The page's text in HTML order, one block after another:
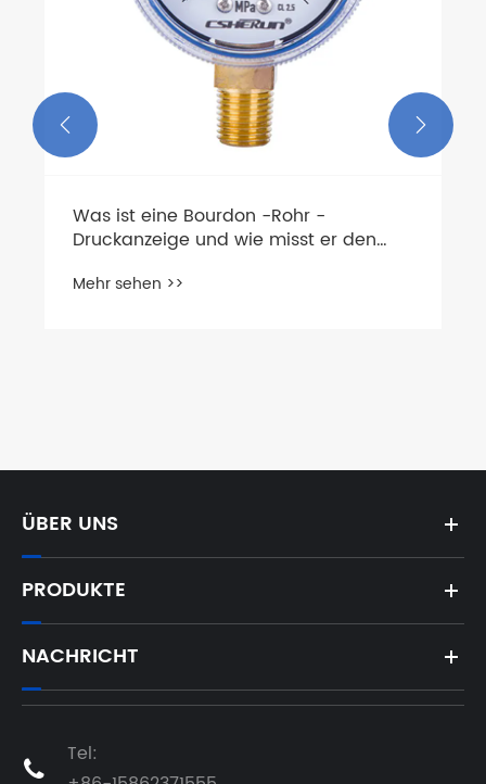
Was ist eine Bourdon -Rohr -
Druckanzeige und wie misst er den
Mehr sehen >>
 
ÜBER UNS
PRODUKTE
NACHRICHT

Tel: